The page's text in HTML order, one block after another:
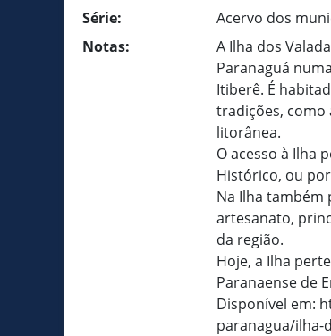
Série:
Acervo dos
Notas:
A Ilha dos
Paranaguá
Itiberê. É
tradições, como
litorânea.
O acesso à Ilha
Histórico, ou
Na Ilha também
artesanato,
da região.
Hoje, a Ilha
Paranaense de
Disponível em:
paranagua/ilha-